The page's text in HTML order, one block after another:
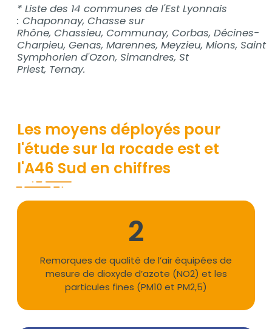
* Liste des 14 communes de l'Est Lyonnais
: Chaponnay, Chasse sur
Rhône, Chassieu, Communay, Corbas, Décines-
Charpieu, Genas, Marennes, Meyzieu, Mions, Saint
Symphorien d'Ozon, Simandres, St
Priest, Ternay.
Les moyens déployés pour
l'étude sur la rocade est et
l'A46 Sud en chiffres
Chiffres
2
Texte
Remorques de qualité de l’air équipées de
mesure de dioxyde d’azote (NO2) et les
particules fines (PM10 et PM2,5)